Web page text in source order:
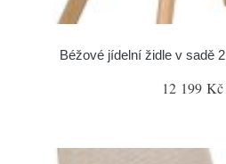
Béžové jídelní židle v sadě
12 199 Kč